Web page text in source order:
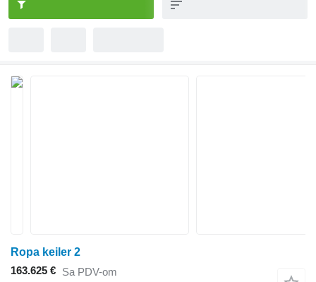
Ropa keiler 2
163.625 € Sa PDV-om